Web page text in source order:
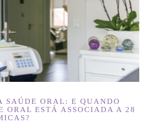
SAÚDE ORAL: E QUANDO
ORAL ESTÁ ASSOCIADA A 28